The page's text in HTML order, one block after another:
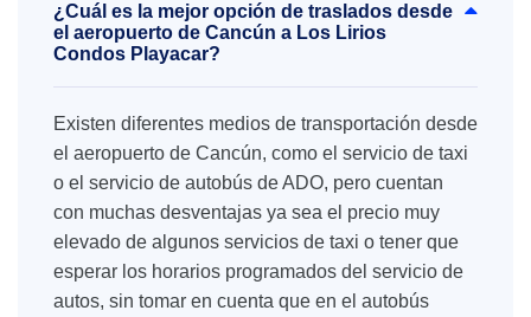
¿Cuál es la mejor opción de traslados desde
el aeropuerto de Cancún a Los Lirios
Condos Playacar?
Existen diferentes medios de transportación desde
el aeropuerto de Cancún, como el servicio de taxi
o el servicio de autobús de ADO, pero cuentan
con muchas desventajas ya sea el precio muy
elevado de algunos servicios de taxi o tener que
esperar los horarios programados del servicio de
autos, sin tomar en cuenta que en el autobús